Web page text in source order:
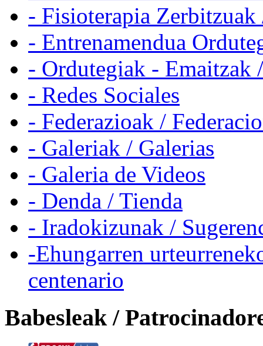
- Fisioterapia
- Entrenamendua
- Ordutegiak - Emaitzak
- Redes Sociales
- Federazioak /
- Galeriak / Galerias
- Galeria de Videos
- Denda / Tienda
- Iradokizunak /
-Ehungarren
centenario
Babesleak /